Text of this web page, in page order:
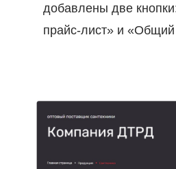
добавлены две
прайс-лист» и «Общий